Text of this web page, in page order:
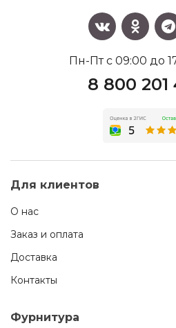
Пн-Пт с 09:00 до
8 800 201
Для клиентов
О нас
Заказ и оплата
Доставка
Контакты
Фурнитура